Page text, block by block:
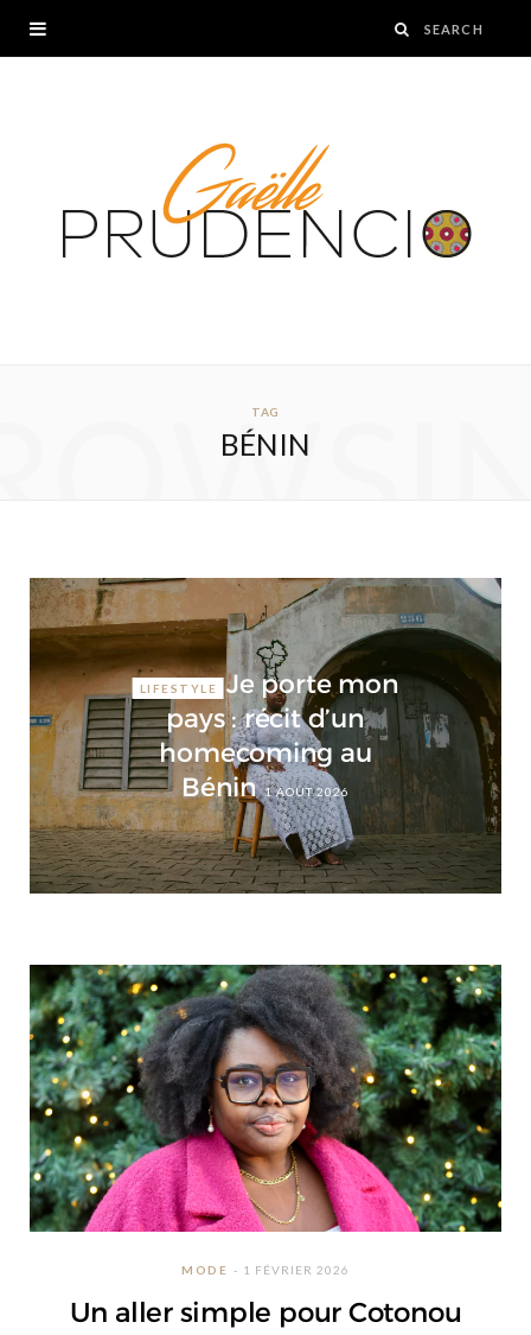
TAG
BÉNIN
LIFESTYLE
Je porte mon
pays : récit d’un
homecoming au
Bénin 1 AOÛT 2026
MODE 1 FÉVRIER 2026
Un aller simple pour Cotonou